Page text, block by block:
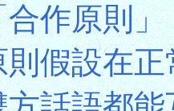
作原則
假設在